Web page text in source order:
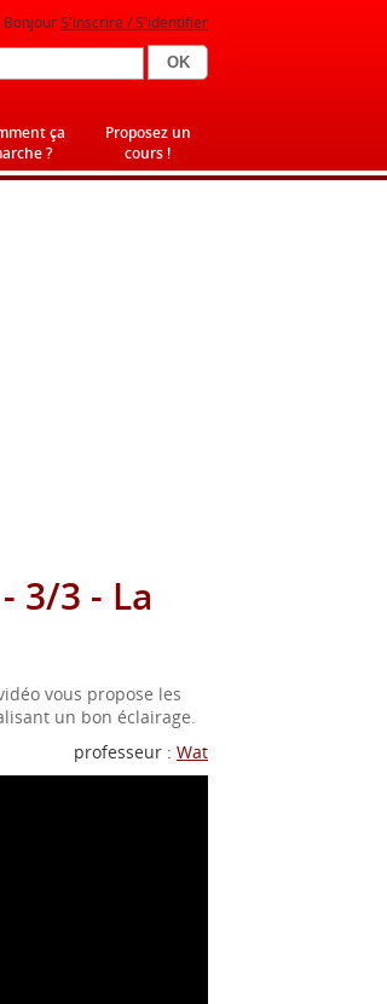
BonjourS'inscrire / S'identifier
ça
?
Proposez un
cours !
3/3 - La
vous propose les
un bon éclairage.
professeur : Wat